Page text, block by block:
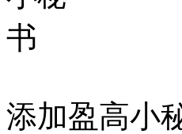
添加盈高小